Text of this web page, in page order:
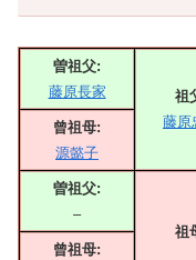
曽祖父:
藤原長家
祖
藤原
曾祖母:
源懿子
曽祖父:
–
祖
曾祖母: